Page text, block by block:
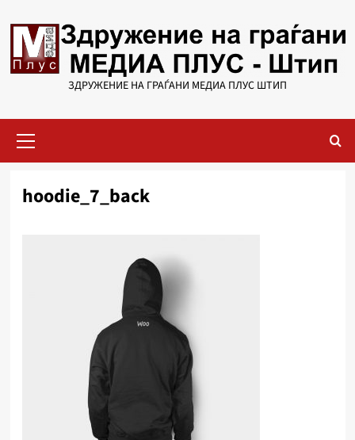
to
content
ЗДРУЖЕНИЕ НА ГРАЃАНИ МЕДИА ПЛУС ШТИП
Menu
hoodie_7_back